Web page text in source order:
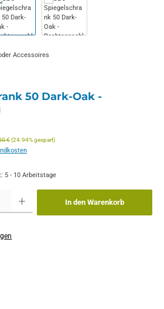
Accessoires
50 Dark-Oak -
Preis:
€(24.94% gespart)
5 - 10 Arbeitstage
Wert ein oder benutze die Schaltflächen um
In den Warenkorb